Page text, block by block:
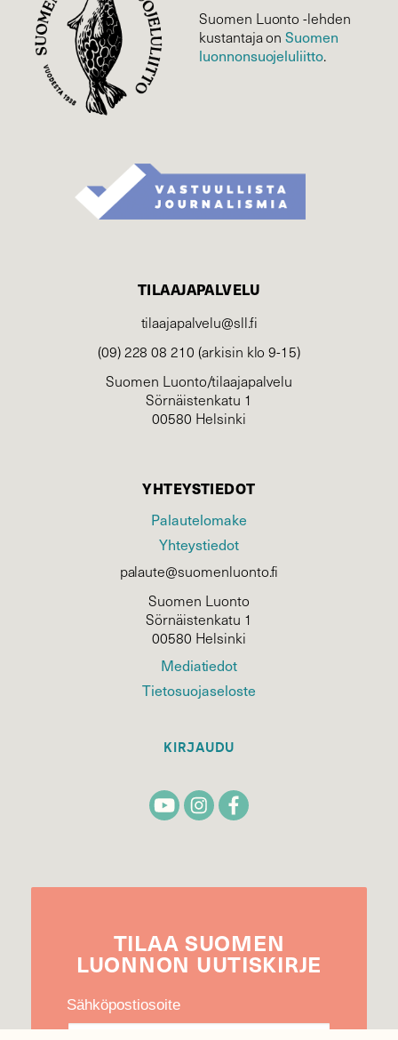
Suomen Luonto -lehden
kustantaja onSuomen
luonnonsuojelu­liitto.
TILAAJAPALVELU
tilaajapalvelu@sll.fi
(09) 228 08 210 (arkisin klo 9-15)
Suomen Luonto/tilaajapalvelu
Sörnäistenkatu 1
00580 Helsinki
YHTEYSTIEDOT
Palautelomake
Yhteystiedot
palaute@suomenluonto.fi
Suomen Luonto
Sörnäistenkatu 1
00580 Helsinki
Mediatiedot
Tietosuojaseloste
KIRJAUDU
TILAA SUOMEN
LUONNON UUTIS­KIRJE
Sähköpostiosoite